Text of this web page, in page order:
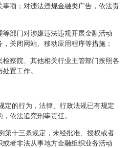
项；对违法违规金融类广告，依法责
部门对涉嫌违法违规开展金融活动
关闭网站、移动应用程序等措施；
察院、其他相关行业主管部门按照各
置工作。
的行为，法律、行政法规已有规定
依法追究刑事责任。
十三条规定，未经批准、授权或者
者非法从事地方金融组织业务活动